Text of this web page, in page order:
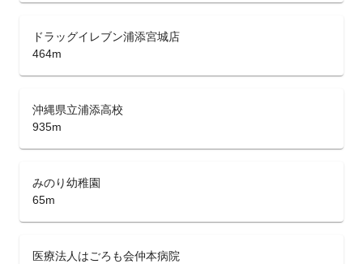
ドラッグイレブン浦添宮城店
464m
沖縄県立浦添高校
935m
みのり幼稚園
65m
医療法人はごろも会仲本病院